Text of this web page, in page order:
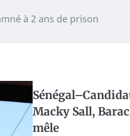
à 2 ans de prison
Macky Sall,
mêle